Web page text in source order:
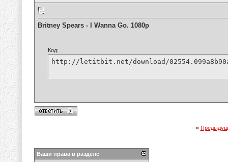
Britney Spears - I Wanna Go. 1080p
Код:
http://letitbit.net/download/
«
Ваши права в разделе